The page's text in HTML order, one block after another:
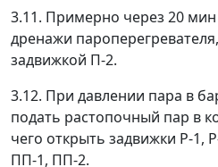
3.11. Примерно через 20
дренажи
задвижкой П-2.
3.12. При давлении пара в
подать растопочный пар в
чего открыть задвижки Р-1,
ПП-1, ПП-2.